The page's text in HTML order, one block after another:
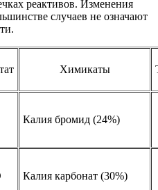
реактивов. Изменения
случаев не означают
Химикаты
Калия бромид (24%)
Калия карбонат (30%)